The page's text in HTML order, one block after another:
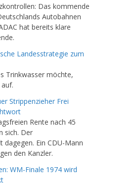
Das kommende
Autobahnen
hat bereits klare
Landesstrategie zum
Trinkwasser möchte,
Strippenzieher Frei
Rente nach 45
sich. Der
Ein CDU-Mann
den Kanzler.
WM-Finale 1974 wird